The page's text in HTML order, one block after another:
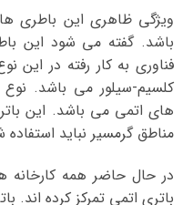
ویژگی ظاهری این باطری
فناوری به کار رفته در این
کلسیم-سیلور می باشد. نوع
های اتمی می باشد. این
مناطق گرمسیر نباید استفاده
در حال حاضر همه کارخانه
باتری اتمی تمرکز کرده اند.